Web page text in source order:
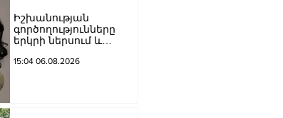
փակ է լինելու
Իշխանության
գործողությունները
երկրի ներսում և
դրանց
15:04 06.08.2026